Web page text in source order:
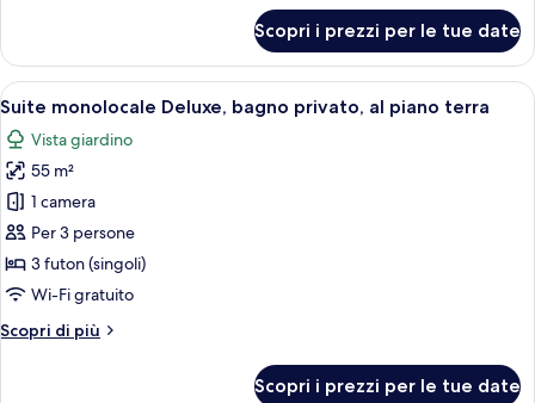
Premium,
bagno
privato,
lato
giardino
Scopri i prezzi per le tue date
Apri
tutte
le
foto
per
Suite
monolocale
Deluxe,
privato,
Una tradizionale stanza
21
Suite monolocale Deluxe, bagno privato, al piano terra
Vista giardino
55 m²
1 camera
Per 3 persone
3 futon (singoli)
Wi-Fi gratuito
Scopri di più
Altri
Scopri i prezzi per le tue date